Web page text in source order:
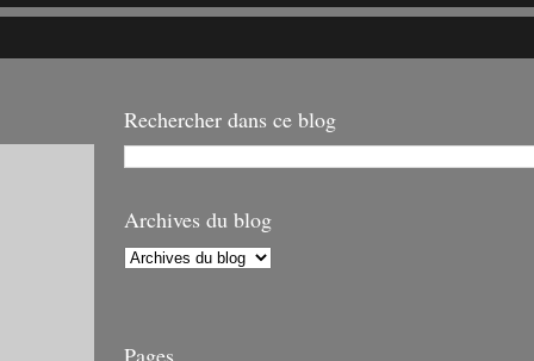
Rechercher dans ce blog
Archives du blog
Pages